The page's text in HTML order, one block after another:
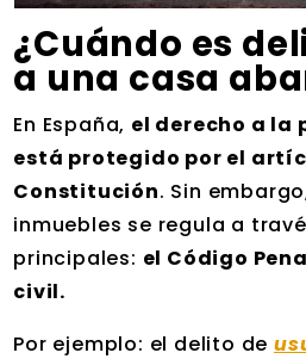
¿Cuándo es
a una casa
En España, el derecho a la
está protegido por el
Constitución. Sin
inmuebles se regula a
principales: el Código
civil.
Por ejemplo: el delito de